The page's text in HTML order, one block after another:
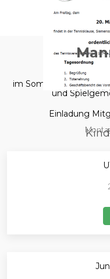
Einladung
im Sommer 2025
und